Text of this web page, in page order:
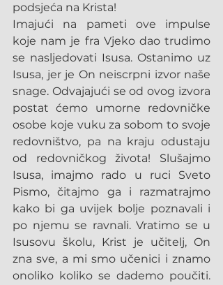
podsjeća na Krista!
Imajući na pameti ove impulse
koje nam je fra Vjeko dao trudimo
se nasljedovati Isusa. Ostanimo uz
Isusa, jer je On neiscrpni izvor naše
snage. Odvajajući se od ovog izvora
postat ćemo umorne redovničke
osobe koje vuku za sobom to svoje
redovništvo, pa na kraju odustaju
od redovničkog života! Slušajmo
Isusa, imajmo rado u ruci Sveto
Pismo, čitajmo ga i razmatrajmo
kako bi ga uvijek bolje poznavali i
po njemu se ravnali. Vratimo se u
Isusovu školu, Krist je učitelj, On
zna sve, a mi smo učenici i znamo
onoliko koliko se dademo poučiti.